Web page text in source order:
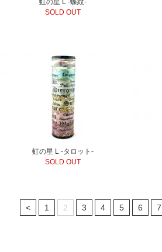
虹の星 L -蝶紋-
SOLD OUT
虹の星 L -タロット-
SOLD OUT
< 1 2 3 4 5 6 7